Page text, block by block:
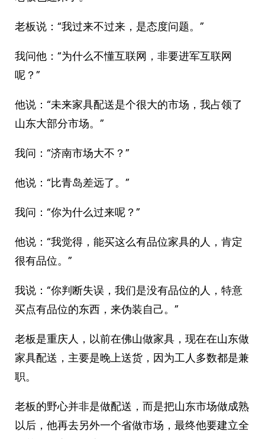
老板说：“我过来不过来，是态度问题。”
我问他：“为什么不懂互联网，非要进军互联网
呢？”
他说：“未来家具配送是个很大的市场，我占领了
山东大部分市场。”
我问：“济南市场大不？”
他说：“比青岛差远了。”
我问：“你为什么过来呢？”
他说：“我觉得，能买这么有品位家具的人，肯定
很有品位。”
我说：“你判断失误，我们是没有品位的人，特意
买点有品位的东西，来伪装自己。”
老板是重庆人，以前在佛山做家具，现在在山东做
家具配送，主要是晚上送货，因为工人多数都是兼
职。
老板的野心并非是做配送，而是把山东市场做成熟
以后，他再去另外一个省做市场，最终他要建立全